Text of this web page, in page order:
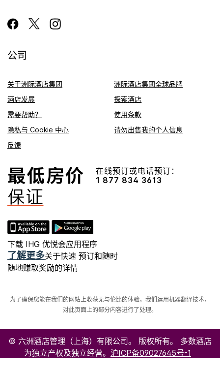
公司
关于洲际酒店集团
洲际酒店集团全球品牌
酒店发展
探索酒店
需要帮助？
使用条款
隐私与 Cookie 中心
请勿出售我的个人信息
反馈
在线预订或电话预订：
1 877 834 3613
下载 IHG 优悦会应用程序
了解更多关于快速 预订和随时
随地赚取奖励的详情
为了确保您能在我们的网站上收获无与伦比的体验，我们运用机器翻译技术，
对此页面上的部分内容进行了处理。
© 六洲酒店管理（上海）有限公司。 版权所有。 多数酒店
为独立产权及独立经营。 沪ICP备09027645号-1